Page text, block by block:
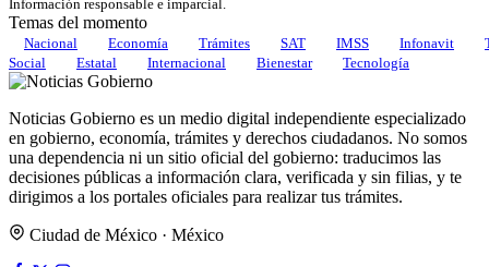
Información responsable e imparcial.
Temas del momento
Nacional Economía Trámites SAT IMSS Infonavit
Social
Estatal Internacional Bienestar Tecnología
Noticias Gobierno es un medio digital independiente especializado
en gobierno, economía, trámites y derechos ciudadanos. No somos
una dependencia ni un sitio oficial del gobierno: traducimos las
decisiones públicas a información clara, verificada y sin filias, y te
dirigimos a los portales oficiales para realizar tus trámites.
Ciudad de México · México